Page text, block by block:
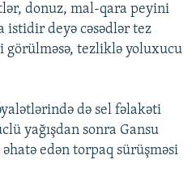
donuz, mal-qara peyini
istidir deyə cəsədlər tez
tezliklə yoluxucu
də sel fəlakəti
yağışdan sonra Gansu
edən torpaq sürüşməsi